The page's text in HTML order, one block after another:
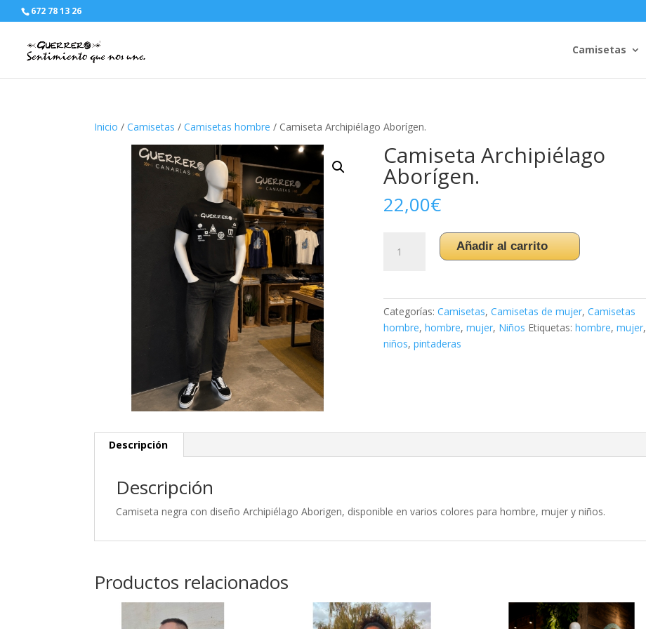
672 78 13 26
Camisetas
Inicio /Camisetas /Camisetas hombre / Camiseta Archipiélago Aborígen.
Camiseta Archipiélago
Aborígen.
22,00€
Archipiélago
Añadir al carrito
Categorías:Camisetas,Camisetas de mujer,Camisetas
hombre,hombre,mujer, Niños Etiquetas:hombre,mujer,
niños,pintaderas
Descripción
Descripción
Camiseta negra con diseño Archipiélago Aborigen, disponible en varios colores para hombre, mujer y niños.
Productos relacionados